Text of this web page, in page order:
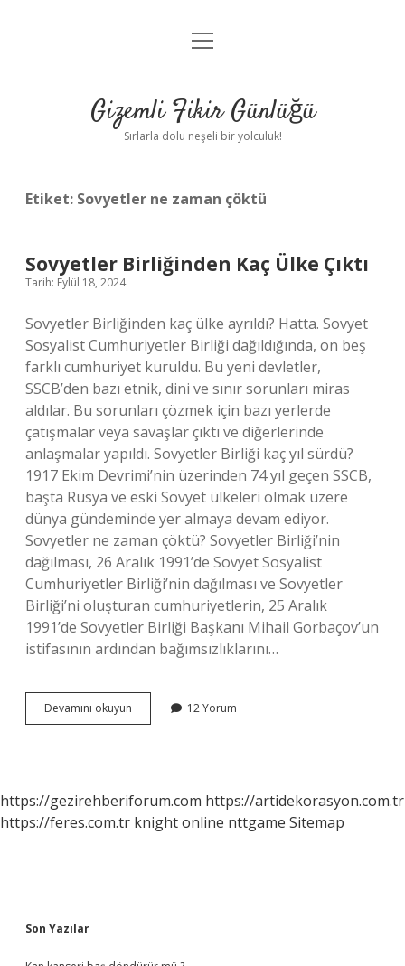
Anasayfa
Yasal Uyarı
menüyü
Gizemli Fikir Günlüğü
Sırlarla dolu neşeli bir yolculuk!
Etiket: Sovyetler ne zaman çöktü
Sovyetler Birliğinden Kaç Ülke Çıktı
Tarih: Eylül 18, 2024
Sovyetler Birliğinden kaç ülke ayrıldı? Hatta. Sovyet
Sosyalist Cumhuriyetler Birliği dağıldığında, on beş
farklı cumhuriyet kuruldu. Bu yeni devletler,
SSCB’den bazı etnik, dini ve sınır sorunları miras
aldılar. Bu sorunları çözmek için bazı yerlerde
çatışmalar veya savaşlar çıktı ve diğerlerinde
anlaşmalar yapıldı. Sovyetler Birliği kaç yıl sürdü?
1917 Ekim Devrimi’nin üzerinden 74 yıl geçen SSCB,
başta Rusya ve eski Sovyet ülkeleri olmak üzere
dünya gündeminde yer almaya devam ediyor.
Sovyetler ne zaman çöktü? Sovyetler Birliği’nin
dağılması, 26 Aralık 1991’de Sovyet Sosyalist
Cumhuriyetler Birliği’nin dağılması ve Sovyetler
Birliği’ni oluşturan cumhuriyetlerin, 25 Aralık
1991’de Sovyetler Birliği Başkanı Mihail Gorbaçov’un
istifasının ardından bağımsızlıklarını…
Devamını okuyun Sovyetler
Birliğinden
12 Yorum
https://gezirehberiforum.com https://artidekorasyon.com.tr
https://feres.com.tr knight online nttgame Sitemap
Sidebar
Son Yazılar